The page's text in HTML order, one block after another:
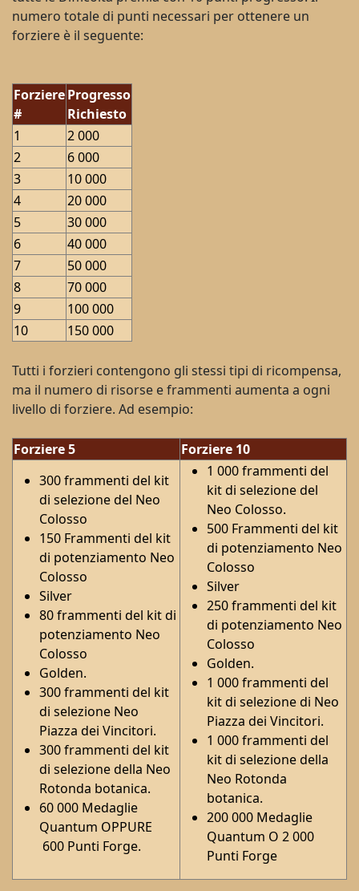
numero totale di punti necessari per ottenere un
forziere è il seguente:
Forziere
#
Progresso
Richiesto
1
2 000
2
6 000
3
10 000
4
20 000
5
30 000
6
40 000
7
50 000
8
70 000
9
100 000
10
150 000
Tutti i forzieri contengono gli stessi tipi di ricompensa,
ma il numero di risorse e frammenti aumenta a ogni
livello di forziere. Ad esempio:
Forziere 5
Forziere 10
300 frammenti del kit
di selezione del Neo
Colosso
150 Frammenti del kit
di potenziamento Neo
Colosso
Silver
80 frammenti del kit di
potenziamento Neo
Colosso
Golden.
300 frammenti del kit
di selezione Neo
Piazza dei Vincitori.
300 frammenti del kit
di selezione della Neo
Rotonda botanica.
60 000 Medaglie
Quantum OPPURE
600 Punti Forge.
1 000 frammenti del
kit di selezione del
Neo Colosso.
500 Frammenti del kit
di potenziamento Neo
Colosso
Silver
250 frammenti del kit
di potenziamento Neo
Colosso
Golden.
1 000 frammenti del
kit di selezione di Neo
Piazza dei Vincitori.
1 000 frammenti del
kit di selezione della
Neo Rotonda
botanica.
200 000 Medaglie
Quantum O 2 000
Punti Forge